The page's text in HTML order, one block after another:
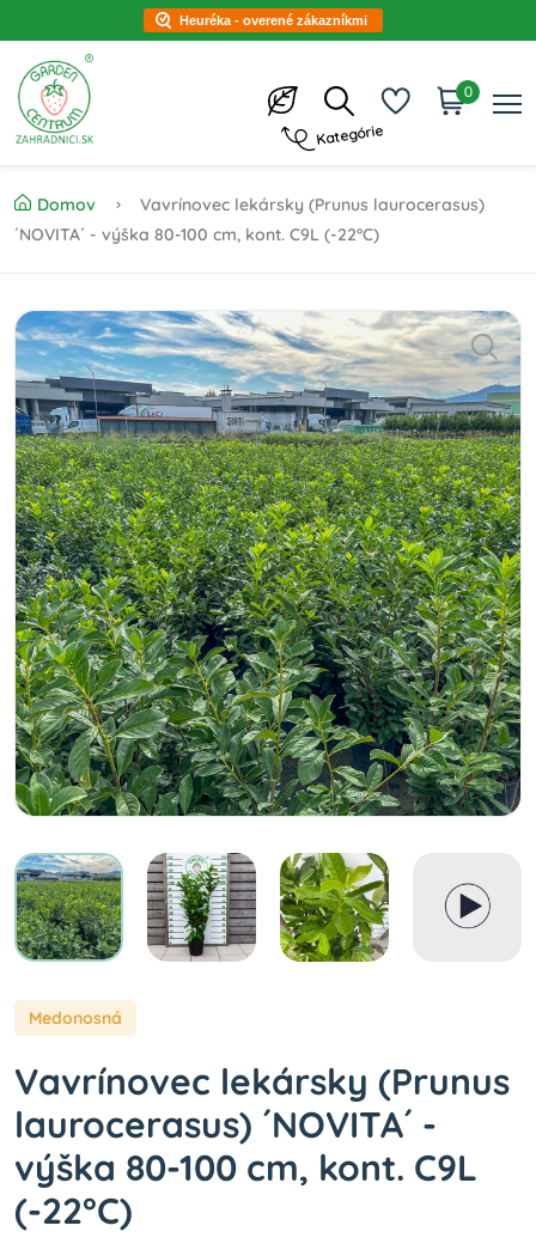
Heuréka - overené zákazníkmi
Kategórie
0
Domov
Vavrínovec lekársky (Prunus laurocerasus)
´NOVITA´ - výška 80-100 cm, kont. C9L (-22°C)
Medonosná
Vavrínovec lekársky (Prunus
laurocerasus) ´NOVITA´ -
výška 80-100 cm, kont. C9L
(-22°C)